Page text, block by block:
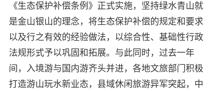
《生态保护补偿条例》正式实施，坚持绿水青山就
是金山银山的理念，将生态保护补偿的规定和要求
以及行之有效的经验做法，以综合性、基础性行政
法规形式予以巩固和拓展。与此同时，过去一年
间，入境游与国内游齐头并进，各地文旅部门积极
打造游山玩水新业态，县域休闲旅游异军突起，中